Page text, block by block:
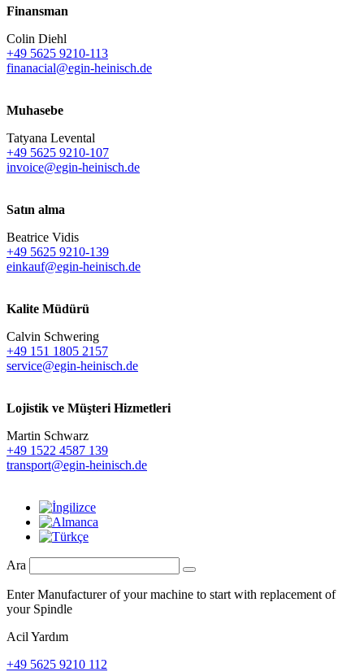
Finansman
Colin Diehl
+49 5625 9210-113
finanacial@egin-heinisch.de
Muhasebe
Tatyana Levental
+49 5625 9210-107
invoice@egin-heinisch.de
Satın alma
Beatrice Vidis
+49 5625 9210-139
einkauf@egin-heinisch.de
Kalite Müdürü
Calvin Schwering
+49 151 1805 2157
service@egin-heinisch.de
Lojistik ve Müşteri Hizmetleri
Martin Schwarz
+49 1522 4587 139
transport@egin-heinisch.de
Ara
Enter Manufacturer of your machine to start with replacement of
your Spindle
Acil Yardım
+49 5625 9210 112